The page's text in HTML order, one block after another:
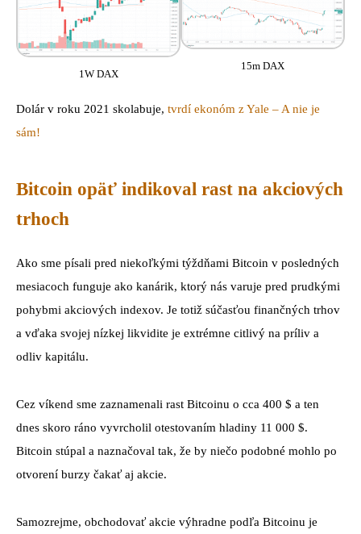
1W DAX
15m DAX
Dolár v roku 2021 skolabuje, tvrdí ekonóm z Yale – A nie je
sám!
Bitcoin opäť indikoval rast na akciových
trhoch
Ako sme písali pred niekoľkými týždňami Bitcoin v posledných
mesiacoch funguje ako kanárik, ktorý nás varuje pred prudkými
pohybmi akciových indexov. Je totiž súčasťou finančných trhov
a vďaka svojej nízkej likvidite je extrémne citlivý na príliv a
odliv kapitálu.
Cez víkend sme zaznamenali rast Bitcoinu o cca 400 $ a ten
dnes skoro ráno vyvrcholil otestovaním hladiny 11 000 $.
Bitcoin stúpal a naznačoval tak, že by niečo podobné mohlo po
otvorení burzy čakať aj akcie.
Samozrejme, obchodovať akcie výhradne podľa Bitcoinu je